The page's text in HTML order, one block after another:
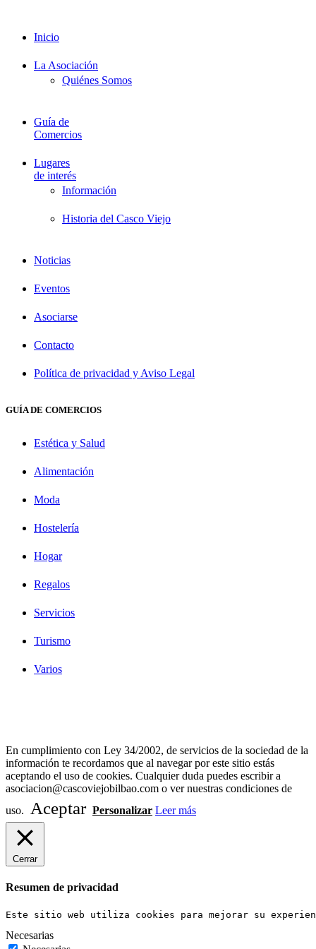
Inicio
La Asociación
Quiénes Somos
Guía de
Comercios
Lugares
de interés
Información
Historia del Casco Viejo
Noticias
Eventos
Asociarse
Contacto
Política de privacidad y Aviso Legal
GUÍA DE COMERCIOS
Estética y Salud
Alimentación
Moda
Hostelería
Hogar
Regalos
Servicios
Turismo
Varios
En cumplimiento con Ley 34/2002, de servicios de la sociedad de la
información te recordamos que al navegar por este sitio estás
aceptando el uso de cookies. Cualquier duda puedes escribir a
asociacion@cascoviejobilbao.com o ver nuestras condiciones de
uso.
Aceptar Personalizar Leer más
Cerrar
Resumen de privacidad
Este sitio web utiliza cookies para mejorar su
Necesarias